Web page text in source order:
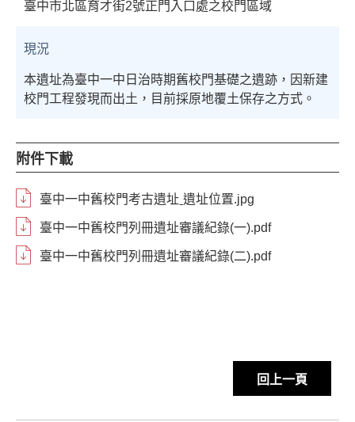
臺中市北區育才街2號正門入口處之校門區域
現況
本遺址為臺中一中日治時期舊校門基礎之遺跡，因新建
校門工程發現而出土，目前採原地覆土保存之方式。
附件下載
臺中一中舊校門考古遺址ˍ遺址位置.jpg
臺中一中舊校門列冊遺址審議紀錄(一).pdf
臺中一中舊校門列冊遺址審議紀錄(二).pdf
回上一頁